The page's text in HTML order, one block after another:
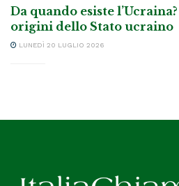
Da quando esiste
origini dello Stato ucraino
LUNEDÌ 20 LUGLIO 2026